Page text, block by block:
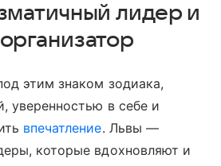
лидер и
этим знаком зодиака,
уверенностью в себе и
впечатление. Львы —
которые вдохновляют и